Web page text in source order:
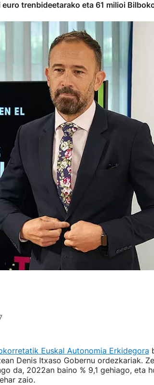
trenbideetarako eta 61 milioi
Euskal Autonomia Erkidegora
Denis Itxaso Gobernu ordezkariak.
da, 2022an baino % 9,1 gehiago, eta
zaio.